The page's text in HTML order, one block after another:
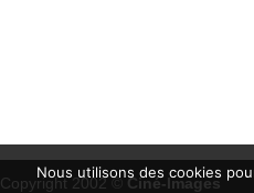
Copyright 2002 ©Ciné-Images
Nous utilisons des cookies